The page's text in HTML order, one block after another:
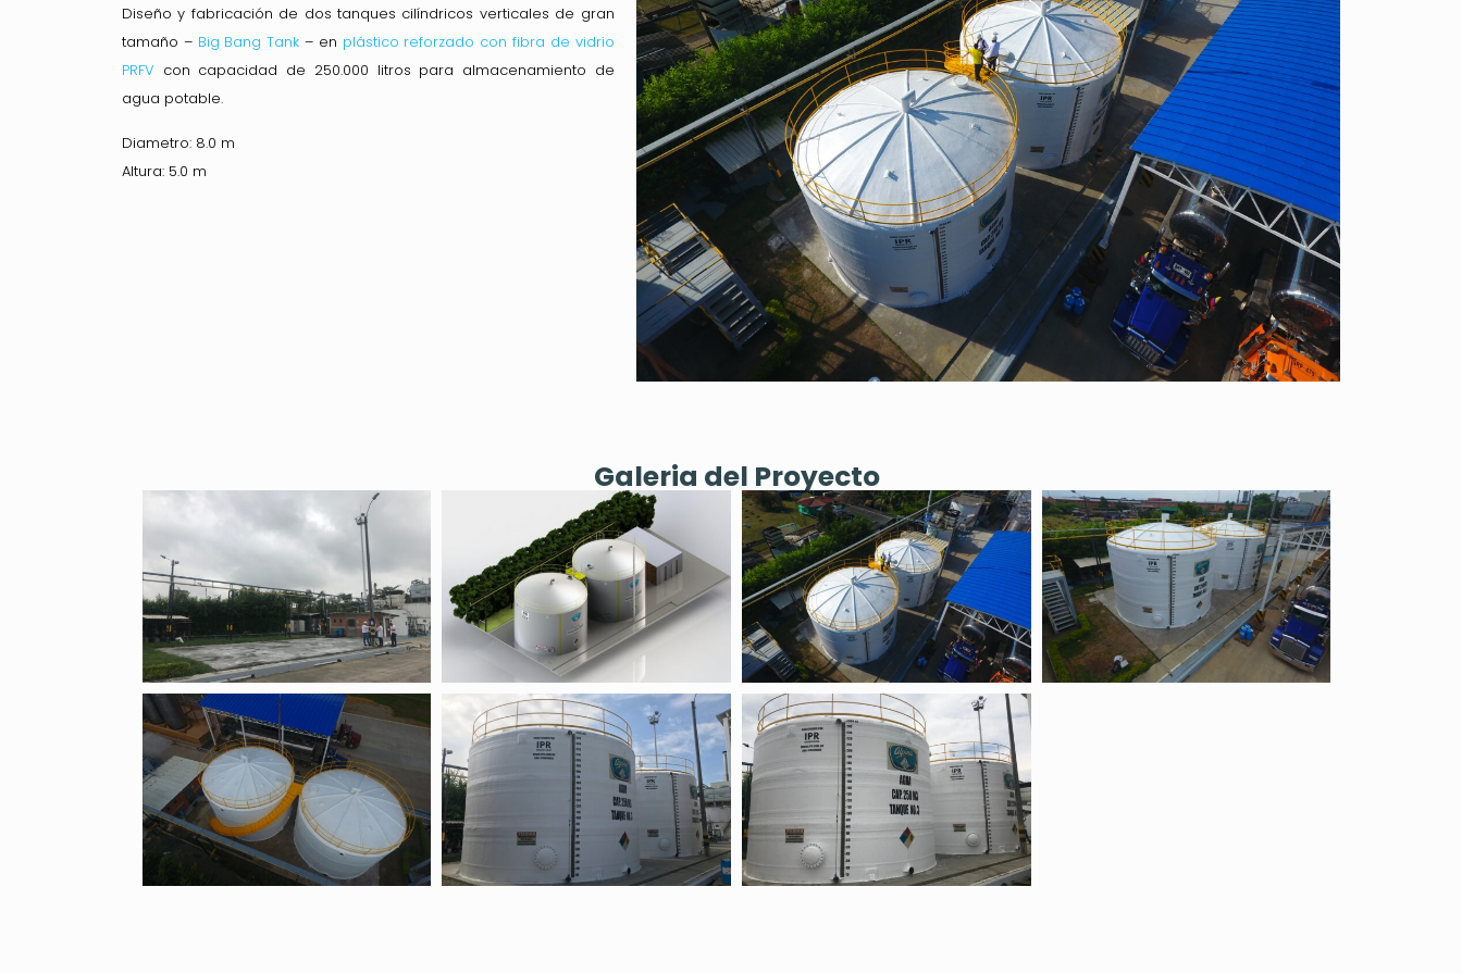
Diseño y fabricación de dos tanques cilíndricos verticales de gran
tamaño – Big Bang Tank – en plástico reforzado con fibra de vidrio
PRFV con capacidad de 250.000 litros para almacenamiento de
agua potable.
Diametro: 8.0 m
Altura: 5.0 m
Galeria del Proyecto